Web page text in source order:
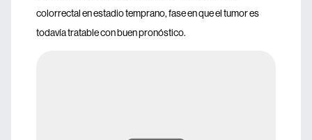
colorrectal en estadio temprano, fase en que el tumor es
todavía tratable con buen pronóstico.